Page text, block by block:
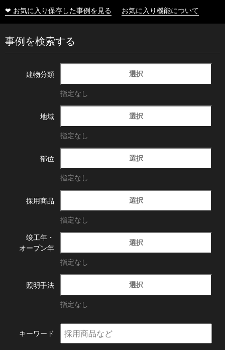
❤ お気に入り保存した事例を見る お気に入り機能について
事例を検索する
建物分類 選択
指定なし
地域 選択
指定なし
部位 選択
指定なし
採用商品 選択
指定なし
竣工年・
オープン年
選択
指定なし
照明手法 選択
指定なし
キーワード